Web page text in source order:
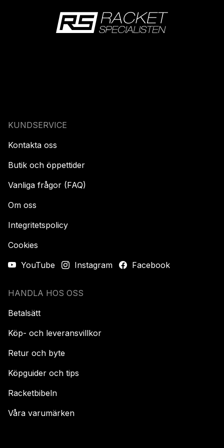
KUNDSERVICE
Kontakta oss
Butik och öppettider
Vanliga frågor (FAQ)
Om oss
Integritetspolicy
Cookies
YouTube
Instagram Facebook
HANDLA HOS OSS
Betalsätt
Köp- och leveransvillkor
Retur och byte
Köpguider och tips
Racketbibeln
Våra varumärken